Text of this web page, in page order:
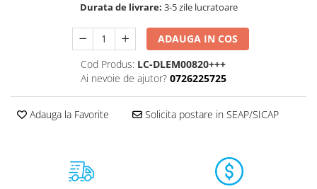
Durata de livrare: 3-5 zile lucratoare
ADAUGA IN COS
Cod Produs: LC-DLEM00820+++
Ai nevoie de ajutor? 0726225725
Adauga la Favorite Solicita postare in SEAP/SICAP